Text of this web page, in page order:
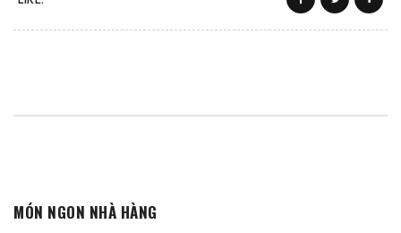
MÓN NGON NHÀ HÀNG